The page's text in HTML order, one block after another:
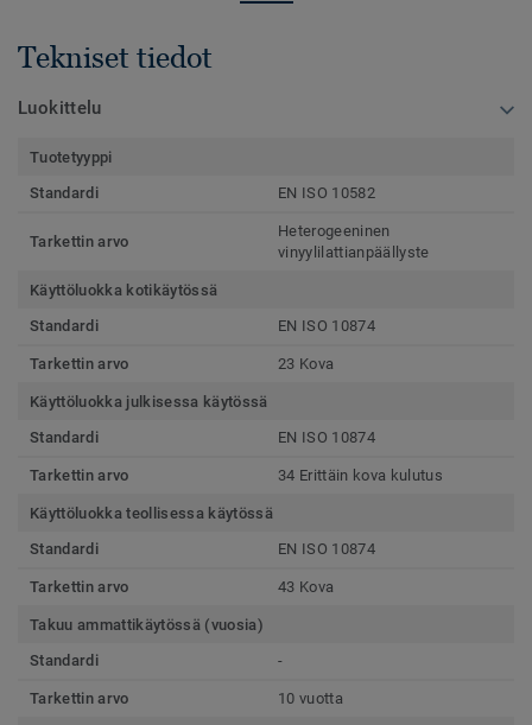
Tekniset tiedot
Luokittelu
Tuotetyyppi
Standardi
EN ISO 10582
Tarkettin arvo
Heterogeeninen
vinyylilattianpäällyste
Käyttöluokka kotikäytössä
Standardi
EN ISO 10874
Tarkettin arvo 23 Kova
Käyttöluokka julkisessa käytössä
Standardi
EN ISO 10874
Tarkettin arvo 34 Erittäin kova kulutus
Käyttöluokka teollisessa käytössä
Standardi
EN ISO 10874
Tarkettin arvo 43 Kova
Takuu ammattikäytössä (vuosia)
Standardi
-
Tarkettin arvo 10 vuotta